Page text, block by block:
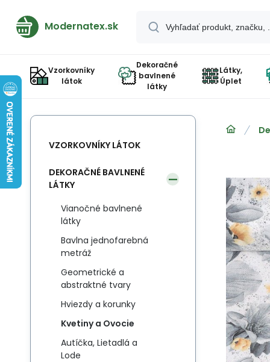
Modernatex.sk
Vzorkovníky
látok
Dekoračné
bavlnené
látky
Látky,
Úplet
VZORKOVNÍKY LÁTOK
DEKORAČNÉ BAVLNENÉ
LÁTKY
Vianočné bavlnené
látky
Bavlna jednofarebná
metráž
Geometrické a
abstraktné tvary
Hviezdy a korunky
Kvetiny a Ovocie
Autíčka, Lietadlá a
Lode